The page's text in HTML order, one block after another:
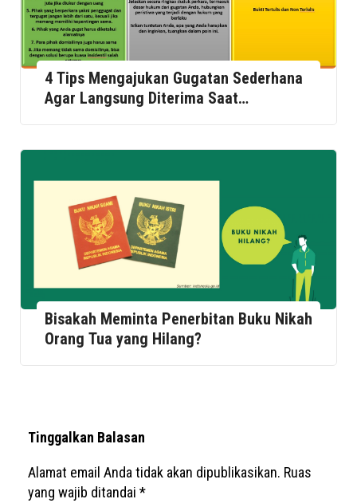
4 Tips Mengajukan Gugatan Sederhana
Agar Langsung Diterima Saat
Bisakah Meminta Penerbitan Buku Nikah
Orang Tua yang Hilang?
Tinggalkan Balasan
Alamat email Anda tidak akan dipublikasikan. Ruas
yang wajib ditandai *